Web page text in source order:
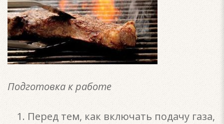
Подготовка к работе
Перед тем, как включать подачу газа,